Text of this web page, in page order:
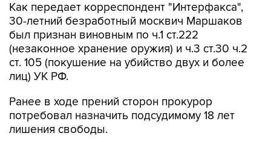
Как передает корреспондент "Интерфакса",
30-летний безработный москвич Маршаков
был признан виновным по ч.1 ст.222
(незаконное хранение оружия) и ч.3 ст.30 ч.2
ст. 105 (покушение на убийство двух и более
лиц) УК РФ.
Ранее в ходе прений сторон прокурор
потребовал назначить подсудимому 18 лет
лишения свободы.